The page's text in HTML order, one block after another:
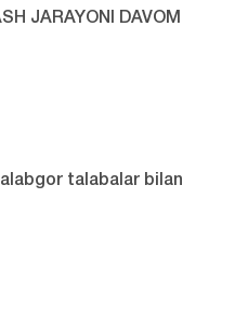
JARAYONI DAVOM
talabalar bilan